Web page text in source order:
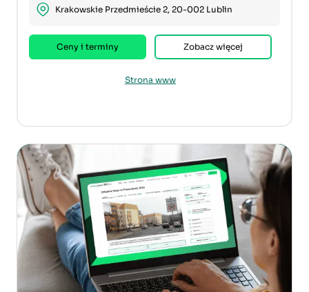
Krakowskie Przedmieście 2, 20-002 Lublin
Ceny i terminy Zobacz więcej
Strona www